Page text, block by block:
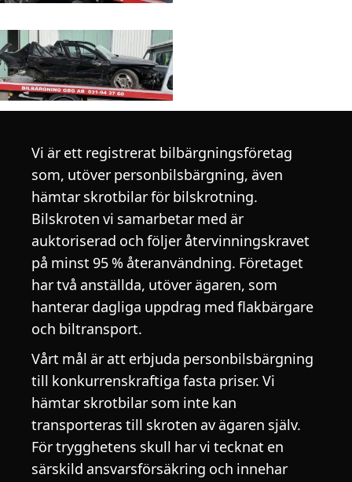
Vi är ett registrerat bilbärgningsföretag
som, utöver personbilsbärgning, även
hämtar skrotbilar för bilskrotning.
Bilskroten vi samarbetar med är
auktoriserad och följer återvinningskravet
på minst 95 % återanvändning. Företaget
har två anställda, utöver ägaren, som
hanterar dagliga uppdrag med flakbärgare
och biltransport.
Vårt mål är att erbjuda personbilsbärgning
till konkurrenskraftiga fasta priser. Vi
hämtar skrotbilar som inte kan
transporteras till skroten av ägaren själv.
För trygghetens skull har vi tecknat en
särskild ansvarsförsäkring och innehar